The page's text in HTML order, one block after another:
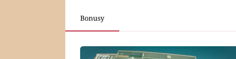
Bonusy